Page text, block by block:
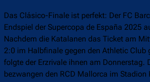
Das Clásico-Finale ist perfekt: Der FC
Endspiel der Supercopa de España 2025
Nachdem die Katalanen das Ticket am
2:0 im Halbfinale gegen den Athletic Club
folgte der Erzrivale ihnen am Donnerstag.
bezwangen den RCD Mallorca im Stadion